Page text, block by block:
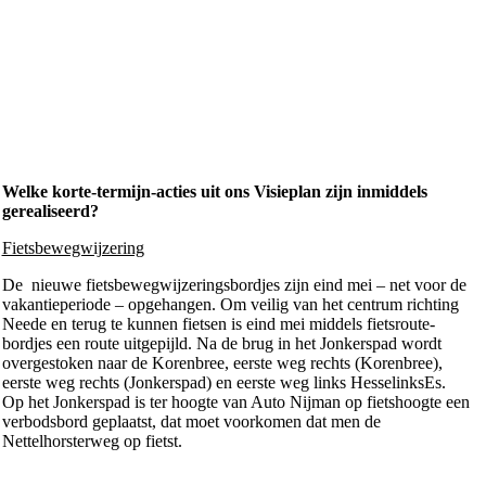
Welke korte-termijn-acties uit ons Visieplan zijn inmiddels
gerealiseerd?
Fietsbewegwijzering
De nieuwe fietsbewegwijzeringsbordjes zijn eind mei – net voor de
vakantieperiode – opgehangen. Om veilig van het centrum richting
Neede en terug te kunnen fietsen is eind mei middels fietsroute-
bordjes een route uitgepijld. Na de brug in het Jonkerspad wordt
overgestoken naar de Korenbree, eerste weg rechts (Korenbree),
eerste weg rechts (Jonkerspad) en eerste weg links HesselinksEs.
Op het Jonkerspad is ter hoogte van Auto Nijman op fietshoogte een
verbodsbord geplaatst, dat moet voorkomen dat men de
Nettelhorsterweg op fietst.